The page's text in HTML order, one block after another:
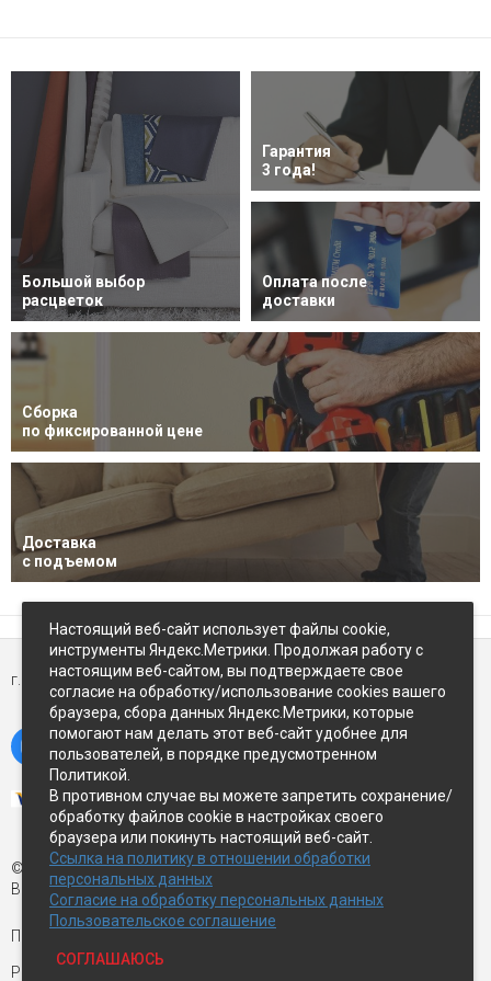
Большой выбор
расцветок
Гарантия
3 года!
Оплата после
доставки
Сборка
по фиксированной цене
Доставка
с подъемом
г. Петропавловск-Камчатский,ул Восточное-шоссе, д.5
© Экспострой, 2026 г.
Все права защищены
Письмо директору:
Разработка сайта —
Настоящий веб-сайт использует файлы cookie,
инструменты Яндекс.Метрики. Продолжая работу с
настоящим веб-сайтом, вы подтверждаете свое
согласие на обработку/использование cookies вашего
браузера, сбора данных Яндекс.Метрики, которые
помогают нам делать этот веб-сайт удобнее для
пользователей, в порядке предусмотренном
Политикой.
В противном случае вы можете запретить сохранение/
обработку файлов cookie в настройках своего
браузера или покинуть настоящий веб-сайт.
Ссылка на политику в отношении обработки
персональных данных
Согласие на обработку персональных данных
Пользовательское соглашение
СОГЛАШАЮСЬ